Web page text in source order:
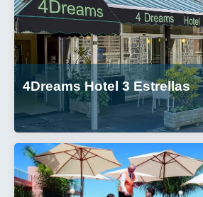
4Dreams Hotel 3 Estrellas